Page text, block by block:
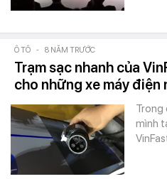
Ô TÔ - 8 NĂM TRƯỚC
Trạm sạc nhanh của
cho những xe máy điện
Trong
mình